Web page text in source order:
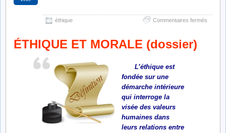
éthique Commentaires fermés
ÉTHIQUE ET MORALE (dossier)
L’éthique est
fondée sur une
démarche intérieure
qui interroge la
visée des valeurs
humaines dans
leurs relations entre